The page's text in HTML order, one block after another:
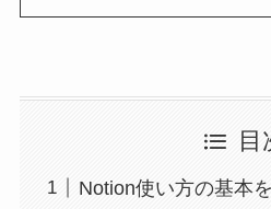
目
Notion使い方の基本